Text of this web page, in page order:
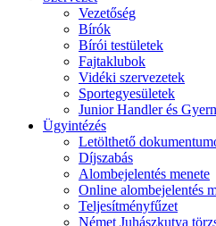
Vezetőség
Bírók
Bírói testületek
Fajtaklubok
Vidéki szervezetek
Sportegyesületek
Junior Handler és
Ügyintézés
Letölthető
Díjszabás
Alombejelentés menete
Online alombejelentés
Teljesítményfűzet
Német Juhászkutya